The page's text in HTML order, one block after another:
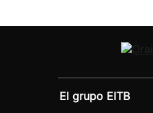
El grupo EITB